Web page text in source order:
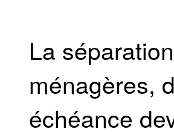
La
ménagères,
échéance